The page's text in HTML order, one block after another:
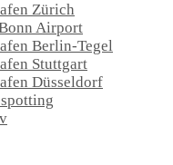
Zürich
Airport
Berlin-Tegel
Stuttgart
Düsseldorf